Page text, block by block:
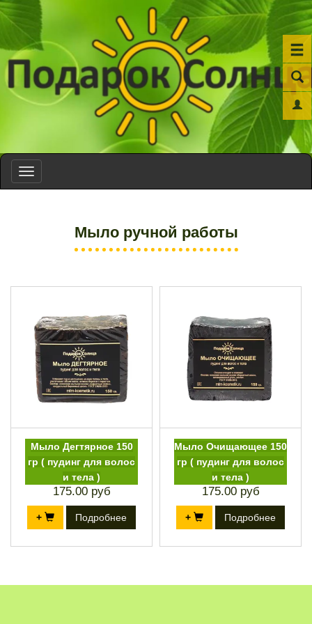
Toggle
navigation
Мыло ручной работы
Мыло Дегтярное 150
гр ( пудинг для волос
и тела )
175.00 руб
+ Подробнее
Мыло Очищающее 150
гр ( пудинг для волос
и тела )
175.00 руб
+ Подробнее